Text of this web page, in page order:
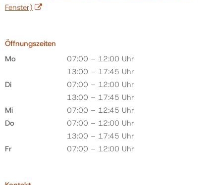
Fenster)
Öffnungszeiten
Mo
07:00 – 12:00 Uhr
13:00 – 17:45 Uhr
Di
07:00 – 12:00 Uhr
13:00 – 17:45 Uhr
Mi
07:00 – 12:45 Uhr
Do
07:00 – 12:00 Uhr
13:00 – 17:45 Uhr
Fr
07:00 – 12:00 Uhr